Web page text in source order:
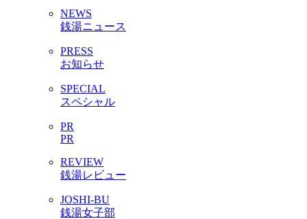
NEWS
銭湯ニュース
PRESS
お知らせ
SPECIAL
スペシャル
PR
PR
REVIEW
銭湯レビュー
JOSHI-BU
銭湯女子部